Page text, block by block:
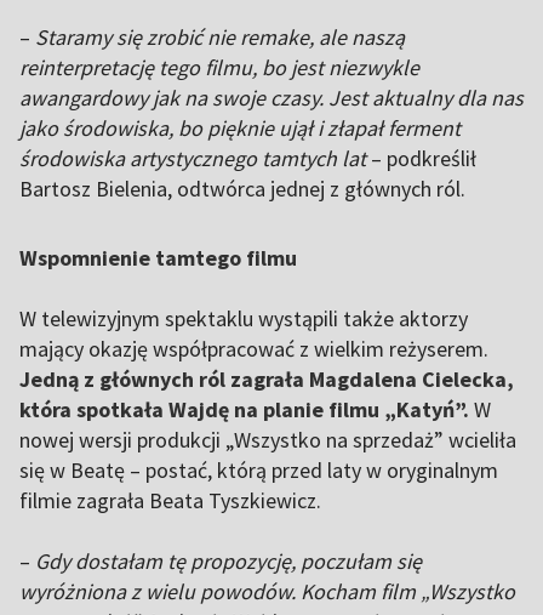
– Staramy się zrobić nie remake, ale naszą
reinterpretację tego filmu, bo jest niezwykle
awangardowy jak na swoje czasy. Jest aktualny dla nas
jako środowiska, bo pięknie ujął i złapał ferment
środowiska artystycznego tamtych lat– podkreślił
Bartosz Bielenia, odtwórca jednej z głównych ról.
Wspomnienie tamtego filmu
W telewizyjnym spektaklu wystąpili także aktorzy
mający okazję współpracować z wielkim reżyserem.
Jedną z głównych ról zagrała Magdalena Cielecka,
która spotkała Wajdę na planie filmu „Katyń”. W
nowej wersji produkcji „Wszystko na sprzedaż” wcieliła
się w Beatę – postać, którą przed laty w oryginalnym
filmie zagrała Beata Tyszkiewicz.
– Gdy dostałam tę propozycję, poczułam się
wyróżniona z wielu powodów. Kocham film „Wszystko